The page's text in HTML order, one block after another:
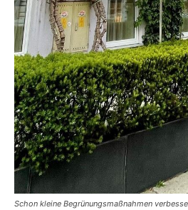
Schon kleine Begrünungsmaßnahmen